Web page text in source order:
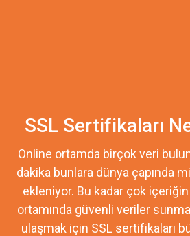
SSL Sertifikaları
Online ortamda birçok veri
dakika bunlara dünya çapında
ekleniyor. Bu kadar çok içeriğin
ortamında güvenli veriler
ulaşmak için SSL sertifikaları